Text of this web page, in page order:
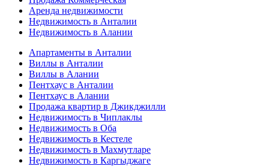
Аренда недвижимости
Недвижимость в Анталии
Недвижимость в Алании
Апартаменты в Анталии
Виллы в Анталии
Виллы в Алании
Пентхаус в Анталии
Пентхаус в Алании
Продажа квартир в Джикджилли
Недвижимость в Чиплаклы
Недвижимость в Оба
Недвижимость в Кестеле
Недвижимость в Махмутларе
Недвижимость в Каргыджаге